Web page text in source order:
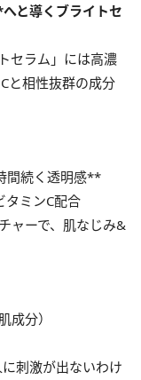
と導くブライトセ
セラム」には高濃
と相性抜群の成分
間続く透明感**
ミンC配合
ャーで、肌なじみ&
成分）
刺激が出ないわけ